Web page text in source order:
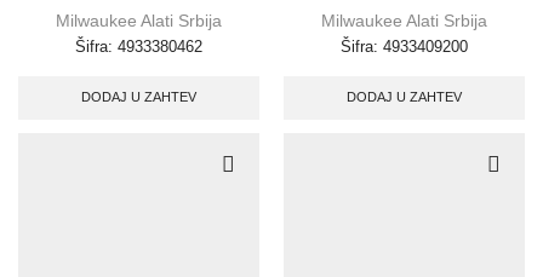
Milwaukee Alati Srbija
Šifra: 4933380462
DODAJ U ZAHTEV
Milwaukee Alati Srbija
Šifra: 4933409200
DODAJ U ZAHTEV